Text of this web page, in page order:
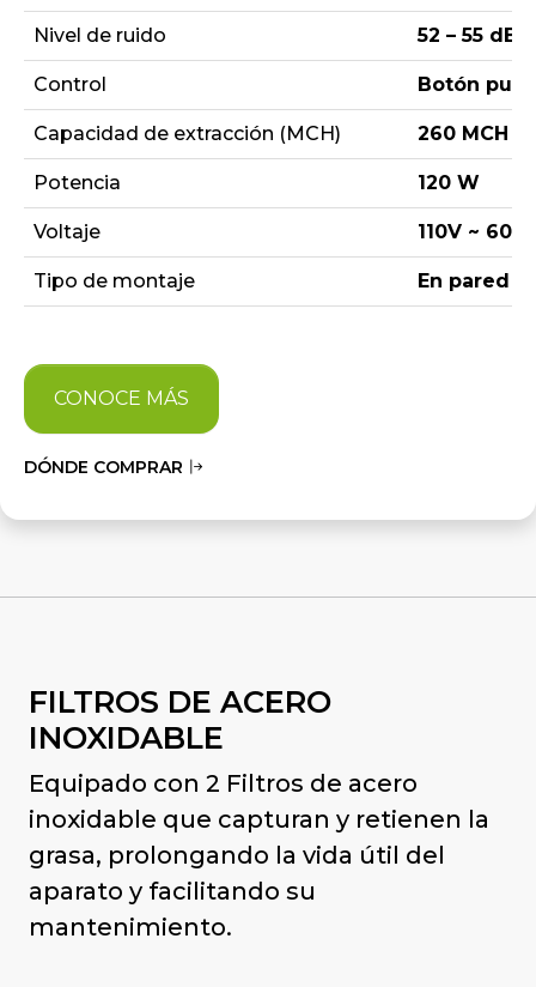
Nivel de ruido 52 – 55 dB
Control Botón
Capacidad de extracción (MCH) 260 MCH
Potencia 120 W
Voltaje 110V ~ 60
Tipo de montaje En pared
CONOCE MÁS
DÓNDE COMPRAR
FILTROS DE ACERO
INOXIDABLE
Equipado con 2 Filtros de acero
inoxidable que capturan y retienen la
grasa, prolongando la vida útil del
aparato y facilitando su
mantenimiento.